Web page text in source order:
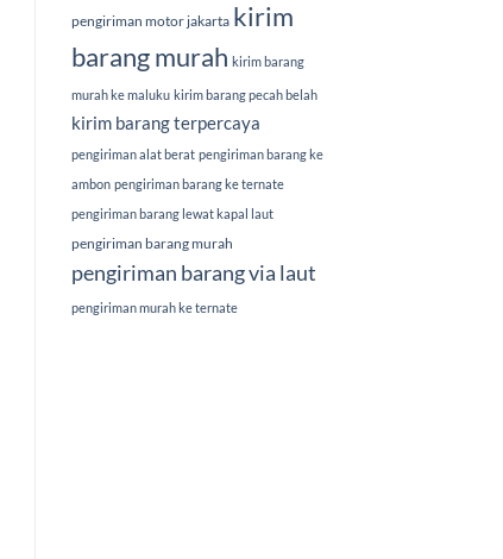
pengiriman motor jakarta kirim
barang murah kirim barang
murah ke maluku kirim barang pecah belah
kirim barang terpercaya
pengiriman alat berat pengiriman barang ke
ambon pengiriman barang ke ternate
pengiriman barang lewat kapal laut
pengiriman barang murah
pengiriman barang via laut
pengiriman murah ke ternate